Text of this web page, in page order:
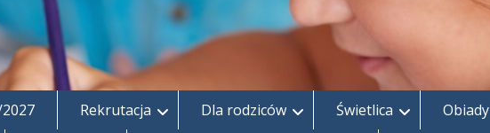
Rekrutacja Dla rodziców Świetlica
Obiady